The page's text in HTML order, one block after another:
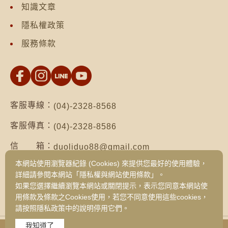
知識文章
隱私權政策
服務條款
客服專線： (04)-2328-8568
客服傳真： (04)-2328-8586
信 箱： duoliduo88@gmail.com
地 址：台南市仁德區保安路二段552號（台南總公
司）
台中市西區健行路1049號3樓之19（台中
旗艦門市）
本網站使用瀏覽器紀錄 (Cookies) 來提供您最好的使用體驗，
詳細請參閱本網站「隱私權與網站使用條款」。
如果您選擇繼續瀏覽本網站或關閉提示，表示您同意本網站使
用條款及條款之Cookies使用，若您不同意使用這些cookies，
請按照隱私政策中的說明停用它們。
我知道了